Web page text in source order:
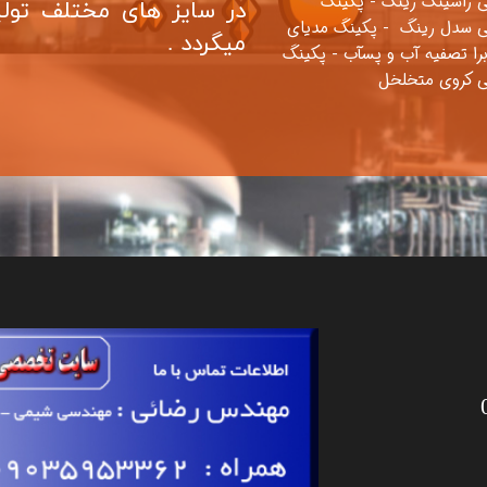
سدل رینگ - پکینگ مدیای
برا تصفیه آب و پسآب - پکینگ
کروی متخلخل
در سایز های مختلف
میگردد .